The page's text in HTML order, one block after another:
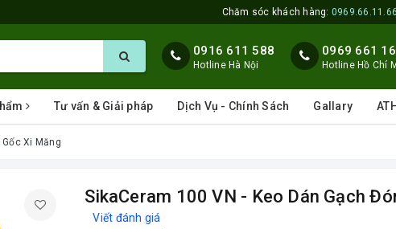
Chăm sóc khách hàng: 0969.66.11.66
0916 611 588
Hotline Hà Nội
0969 661
Hotline Hồ Chí
Tư vấn & Giải pháp Dịch Vụ - Chính Sách Gallary
Xi Măng
SikaCeram 100 VN - Keo Dán Gạch
Viết đánh giá